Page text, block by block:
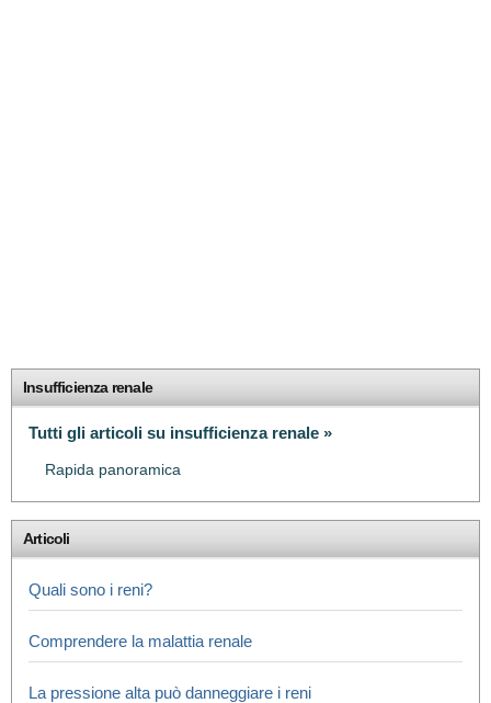
Insufficienza renale
Tutti gli articoli su insufficienza renale »
Rapida panoramica
Articoli
Quali sono i reni?
Comprendere la malattia renale
La pressione alta può danneggiare i reni